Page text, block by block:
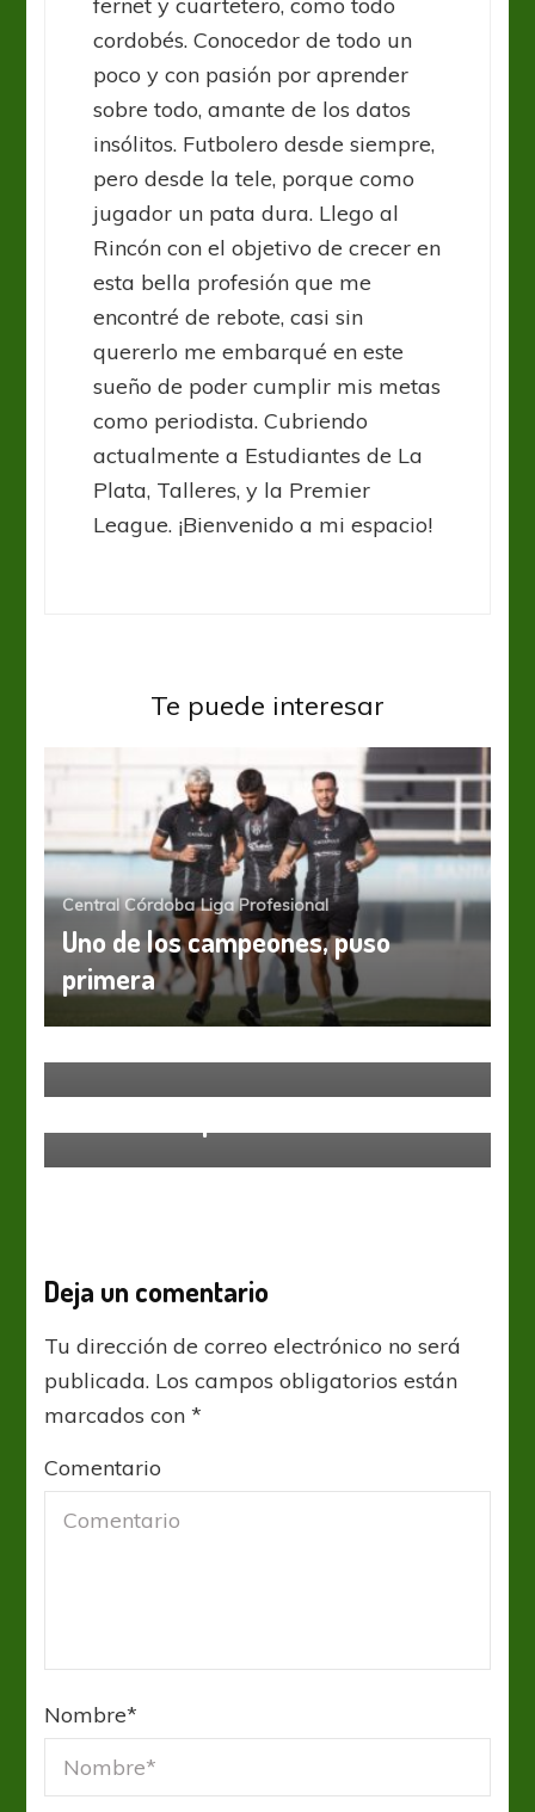
fernet y cuartetero, como todo
cordobés. Conocedor de todo un
poco y con pasión por aprender
sobre todo, amante de los datos
insólitos. Futbolero desde siempre,
pero desde la tele, porque como
jugador un pata dura. Llego al
Rincón con el objetivo de crecer en
esta bella profesión que me
encontré de rebote, casi sin
quererlo me embarqué en este
sueño de poder cumplir mis metas
como periodista. Cubriendo
actualmente a Estudiantes de La
Plata, Talleres, y la Premier
League. ¡Bienvenido a mi espacio!
Te puede interesar
Central Córdoba Liga Profesional
Uno de los campeones, puso
primera
Liga Profesional San Lorenzo
Deja un comentario
Tu dirección de correo electrónico no será
publicada. Los campos obligatorios están
marcados con*
Comentario
Nombre*